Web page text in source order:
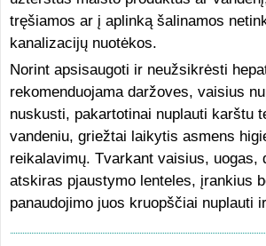
tręšiamos ar į aplinką šalinamos
kanalizacijų nuotėkos.
Norint apsisaugoti ir neužsikrėsti
rekomenduojama daržoves, vaisius
nuskusti, pakartotinai nuplauti karštu
vandeniu, griežtai laikytis asmens
reikalavimų. Tvarkant vaisius, uogas,
atskiras pjaustymo lenteles, įrankius
panaudojimo juos kruopščiai nuplauti